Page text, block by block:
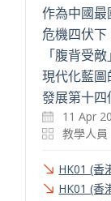
作為中國
危機四伏
「腹背受
現代化藍
發展第十
11 Apr
教學人員
HK01 (香
HK01 (香